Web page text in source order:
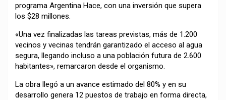
programa Argentina Hace, con una inversión que supera
los $28 millones.
«Una vez finalizadas las tareas previstas, más de 1.200
vecinos y vecinas tendrán garantizado el acceso al agua
segura, llegando incluso a una población futura de 2.600
habitantes», remarcaron desde el organismo.
La obra llegó a un avance estimado del 80% y en su
desarrollo genera 12 puestos de trabajo en forma directa,